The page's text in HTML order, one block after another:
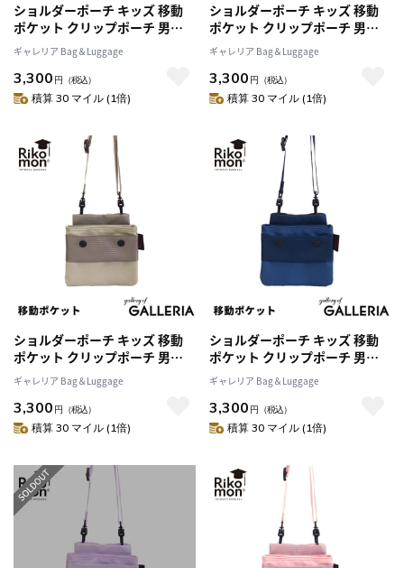
ショルダーポーチ キッズ 移動
ポケット クリップポーチ 男の
子 女の子 Rikomon リコモン 子
ども 斜めがけ 別売り RYU0009
メール便
ギャレリア Bag＆Luggage
3,300 円 （税込）
積算 30 マイル (1倍)
ショルダーポーチ キッズ 移動
ポケット クリップポーチ 男の
子 女の子 Rikomon リコモン 子
ども 斜めがけ 別売り RYU0009
メール便
ギャレリア Bag＆Luggage
3,300 円 （税込）
積算 30 マイル (1倍)
ショルダーポーチ キッズ 移動
ポケット クリップポーチ 男の
子 女の子 Rikomon リコモン 子
ども 斜めがけ 別売り RYU0009
メール便
ギャレリア Bag＆Luggage
3,300 円 （税込）
積算 30 マイル (1倍)
ショルダーポーチ キッズ 移動
ポケット クリップポーチ 男の
子 女の子 Rikomon リコモン 子
ども 斜めがけ 別売り RYU0009
メール便
ギャレリア Bag＆Luggage
3,300 円 （税込）
積算 30 マイル (1倍)